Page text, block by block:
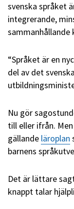
svenska språket
integrerande,
sammanhållande
“Språket är en
del av det
Nu gör
till eller ifrån.
gällande läroplan
barnens
Det är lättare
knappt talar